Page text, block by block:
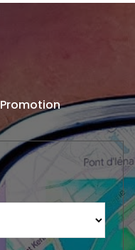
Promotion